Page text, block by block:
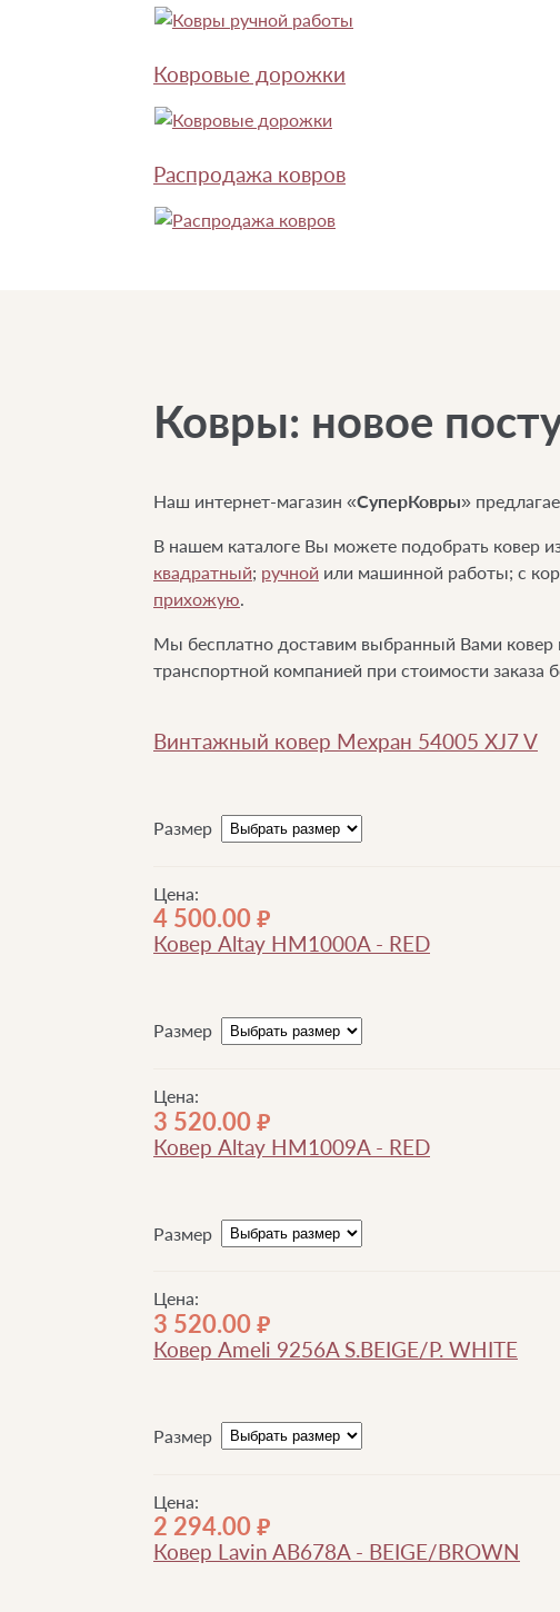
Ковровые дорожки
Распродажа ковров
Ковры: новое
Наш интернет-магазин «СуперКовры»
В нашем каталоге Вы можете подобрать ковер
квадратный; ручной или машинной работы; с
прихожую.
Мы бесплатно доставим выбранный Вами
транспортной компанией при стоимости заказа
Винтажный ковер Мехран 54005 XJ7 V
Размер
Цена:
4 500.00 руб.
Ковер Altay HM1000A - RED
Размер
Цена:
3 520.00 руб.
Ковер Altay HM1009A - RED
Размер
Цена:
3 520.00 руб.
Ковер Ameli 9256A S.BEIGE/P. WHITE
Размер
Цена:
2 294.00 руб.
Ковер Lavin AB678A - BEIGE/BROWN